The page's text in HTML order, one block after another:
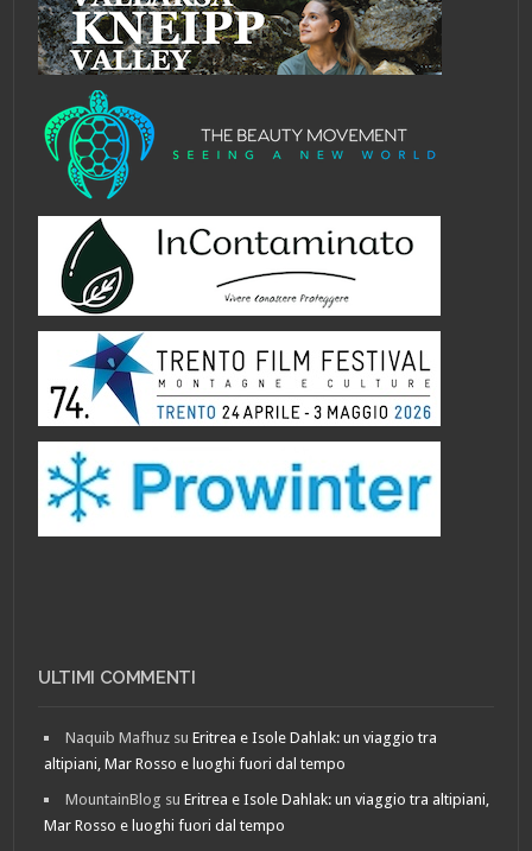
ULTIMI COMMENTI
Naquib Mafhuz suEritrea e Isole Dahlak: un viaggio tra
altipiani, Mar Rosso e luoghi fuori dal tempo
MountainBlog suEritrea e Isole Dahlak: un viaggio tra altipiani,
Mar Rosso e luoghi fuori dal tempo